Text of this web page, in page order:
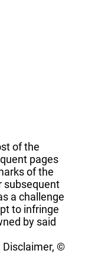
of the
pages
of the
subsequent
a challenge
to infringe
by said
Disclaimer, ©